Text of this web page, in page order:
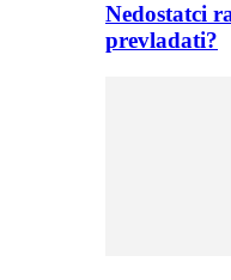
Nedostatci
prevladati?